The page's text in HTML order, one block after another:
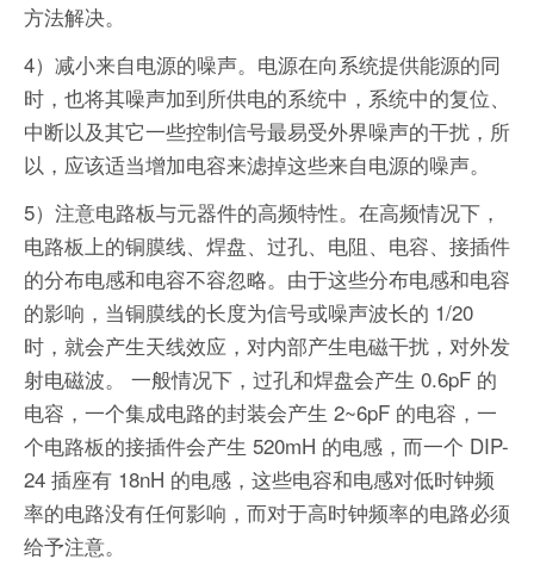
方法解决。
4）减小来自电源的噪声。电源在向系统提供能源的同
时，也将其噪声加到所供电的系统中，系统中的复位、
中断以及其它一些控制信号最易受外界噪声的干扰，所
以，应该适当增加电容来滤掉这些来自电源的噪声。
5）注意电路板与元器件的高频特性。在高频情况下，
电路板上的铜膜线、焊盘、过孔、电阻、电容、接插件
的分布电感和电容不容忽略。由于这些分布电感和电容
的影响，当铜膜线的长度为信号或噪声波长的 1/20
时，就会产生天线效应，对内部产生电磁干扰，对外发
射电磁波。 一般情况下，过孔和焊盘会产生 0.6pF 的
电容，一个集成电路的封装会产生 2~6pF 的电容，一
个电路板的接插件会产生 520mH 的电感，而一个 DIP-
24 插座有 18nH 的电感，这些电容和电感对低时钟频
率的电路没有任何影响，而对于高时钟频率的电路必须
给予注意。